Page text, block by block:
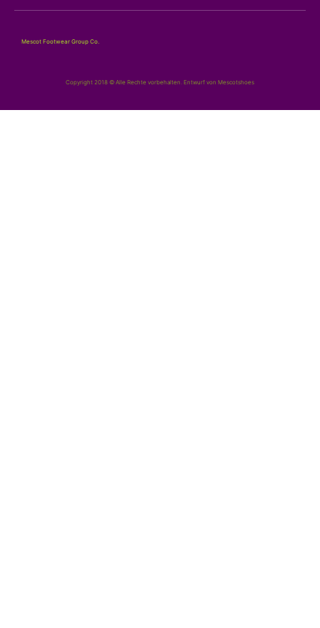
Mescot Footwear Group Co.
Copyright 2018 © Alle Rechte vorbehalten. Entwurf von Mescotshoes